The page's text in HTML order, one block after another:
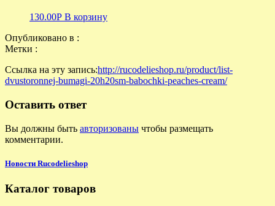
130.00Р В корзину
Опубликовано в :
Метки :
Ссылка на эту запись:http://rucodelieshop.ru/product/list-
dvustoronnej-bumagi-20h20sm-babochki-peaches-cream/
Оставить ответ
Вы должны быть авторизованы чтобы размещать
комментарии.
Новости Rucodelieshop
Каталог товаров